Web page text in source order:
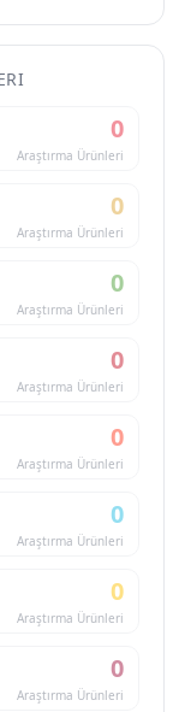
0
Araştırma Ürünleri
0
Araştırma Ürünleri
0
Araştırma Ürünleri
0
Araştırma Ürünleri
0
Araştırma Ürünleri
0
Araştırma Ürünleri
0
Araştırma Ürünleri
0
Araştırma Ürünleri